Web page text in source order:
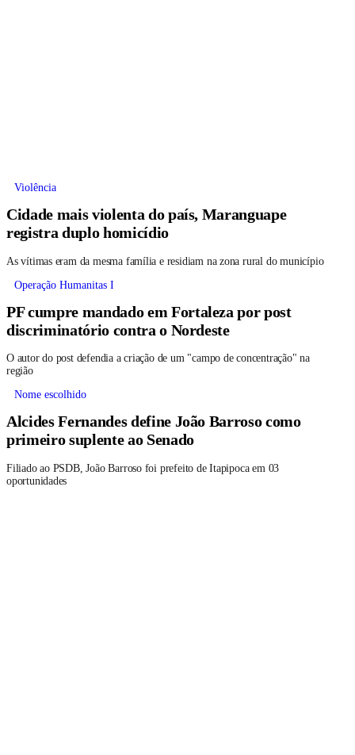
Violência
Cidade mais violenta do país, Maranguape
registra duplo homicídio
As vítimas eram da mesma família e residiam na zona rural do município
Operação Humanitas I
PF cumpre mandado em Fortaleza por post
discriminatório contra o Nordeste
O autor do post defendia a criação de um "campo de concentração" na
região
Nome escolhido
Alcides Fernandes define João Barroso como
primeiro suplente ao Senado
Filiado ao PSDB, João Barroso foi prefeito de Itapipoca em 03
oportunidades